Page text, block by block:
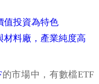
值投資為特色
材料廠，產業純度高
的市場中，有數檔ETF